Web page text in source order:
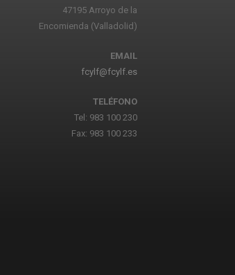
47195 Arroyo de la
Encomienda (Valladolid)
EMAIL
fcylf@fcylf.es
TELÉFONO
Tel: 983 100 230
Fax: 983 100 233